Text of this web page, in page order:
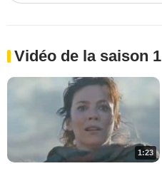
Vidéo de la saison 1
1:23